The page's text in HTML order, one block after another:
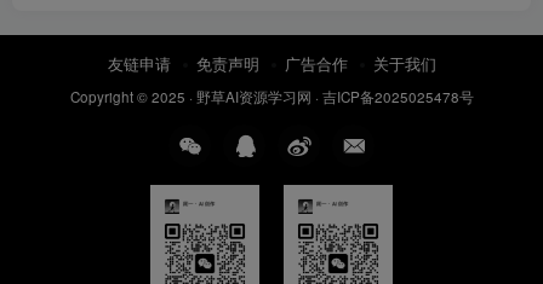
友链申请 免责声明 广告合作 关于我们
Copyright © 2025 · 野草AI资源学习网 · 吉ICP备2025025478号